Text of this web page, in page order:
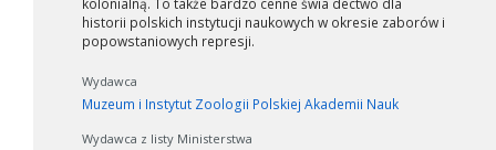
kolonialną. To także bardzo cenne świa dectwo dla
historii polskich instytucji naukowych w okresie zaborów i
popowstaniowych represji.
Wydawca
Muzeum i Instytut Zoologii Polskiej Akademii Nauk
Wydawca z listy Ministerstwa